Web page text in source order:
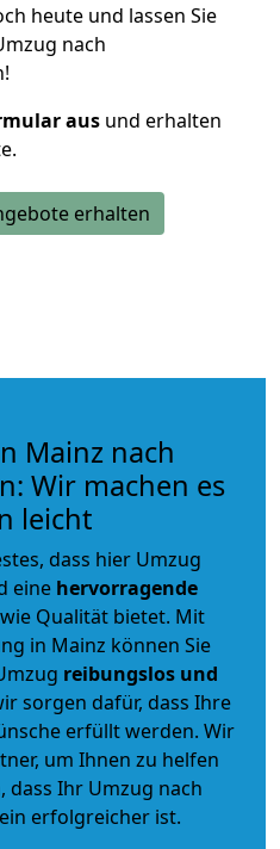
heute und lassen Sie
nach
aus und erhalten
erhalten
Mainz nach
Wir machen es
leicht
dass hier Umzug
eine hervorragende
Qualität bietet. Mit
in Mainz können Sie
reibungslos und
sorgen dafür, dass Ihre
erfüllt werden. Wir
um Ihnen zu helfen
dass Ihr Umzug nach
erfolgreicher ist.